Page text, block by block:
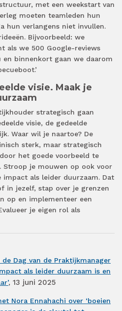
met een weekstart van
moeten teamleden hun
hun verlangens niet invullen.
Bijvoorbeeld: we
als we 500 Google-reviews
en binnenkort gaan we daarom
visie. Maak je
strategisch gaan
visie, de gedeelde
Waar wil je naartoe? De
sterk, maar strategisch
het goede voorbeeld te
Stroop je mouwen op ook voor
impact als leider duurzaam. Dat
in jezelf, stap over je grenzen
op en implementeer een
je eigen rol als
de Dag van de Praktijkmanager
als leider duurzaam is en
, 13 juni 2025
Nora Ennahachi over ‘boeien